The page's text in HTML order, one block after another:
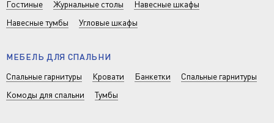
Гостиные
Журнальные столы
Навесные шкафы
Навесные тумбы
Угловые шкафы
МЕБЕЛЬ ДЛЯ СПАЛЬНИ
Спальные гарнитуры
Кровати Банкетки
Спальные гарнитуры
Комоды для спальни
Тумбы